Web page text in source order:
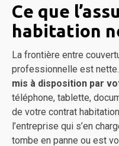
Ce que
habitation
La frontière entre
professionnelle est nette.
mis à disposition par
téléphone, tablette,
de votre contrat
l’entreprise qui s’en
tombe en panne ou est